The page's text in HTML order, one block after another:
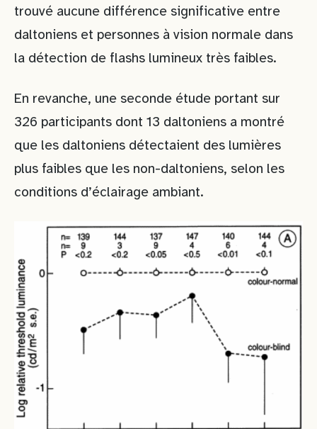
trouvé aucune différence significative entre
daltoniens et personnes à vision normale dans
la détection de flashs lumineux très faibles.
En revanche, une seconde étude portant sur
326 participants dont 13 daltoniens a montré
que les daltoniens détectaient des lumières
plus faibles que les non-daltoniens, selon les
conditions d’éclairage ambiant.